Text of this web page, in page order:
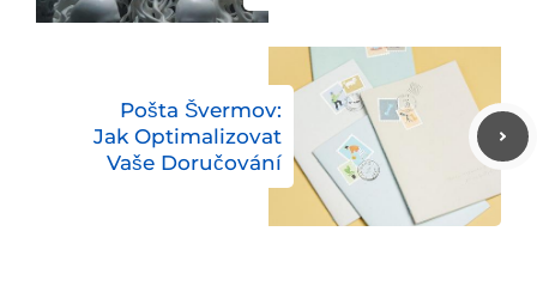
Pošta Švermov:
Jak Optimalizovat
Vaše Doručování